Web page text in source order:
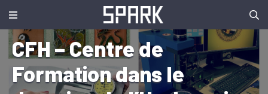
CFH – Centre de
Formation dans le